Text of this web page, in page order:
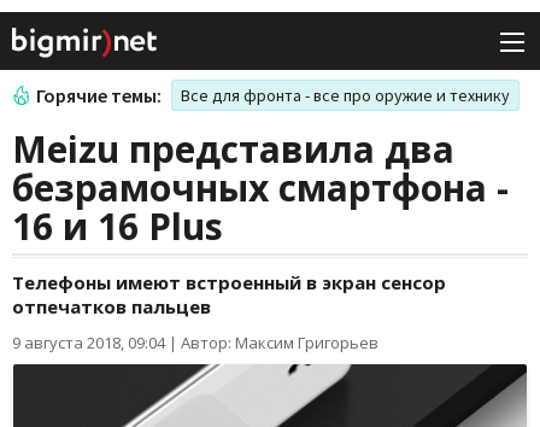
Горячие темы: Все для фронта - все про оружие и технику
Meizu представила два
безрамочных смартфона -
16 и 16 Plus
Телефоны имеют встроенный в экран сенсор
отпечатков пальцев
9 августа 2018, 09:04| Автор: Максим Григорьев